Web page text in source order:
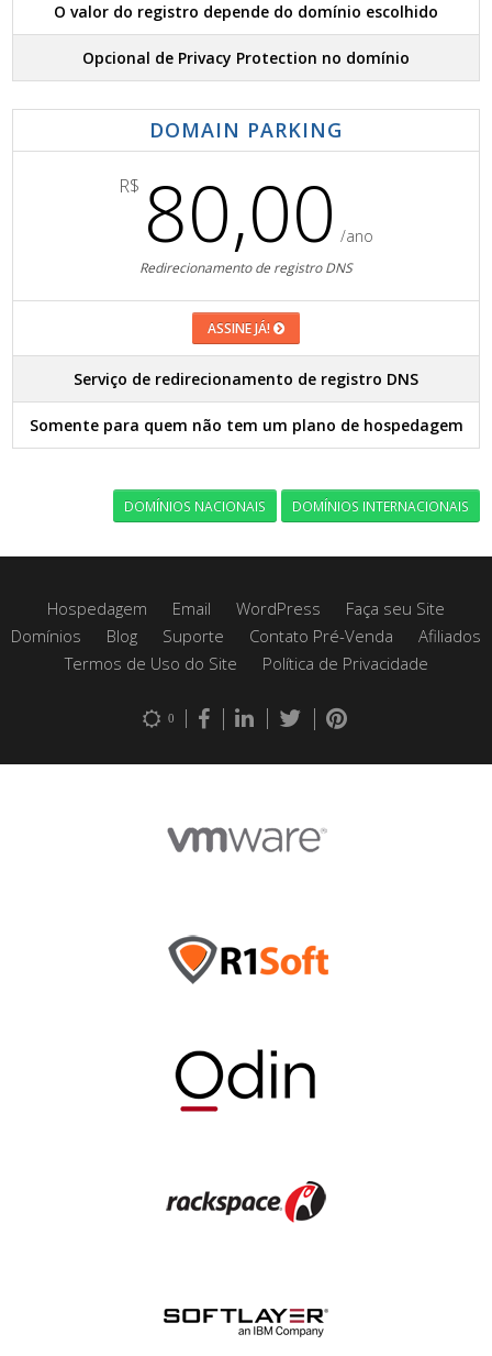
O valor do registro depende do domínio escolhido
Opcional de Privacy Protection no domínio
DOMAIN PARKING
R$ 80,00 /ano
Redirecionamento de registro DNS
ASSINE JÁ!
Serviço de redirecionamento de registro DNS
Somente para quem não tem um plano de hospedagem
DOMÍNIOS NACIONAIS DOMÍNIOS INTERNACIONAIS
Hospedagem Email WordPress
Faça seu Site
Domínios
Blog Suporte Contato Pré-Venda
Afiliados
Termos de Uso do Site
Política de Privacidade
0